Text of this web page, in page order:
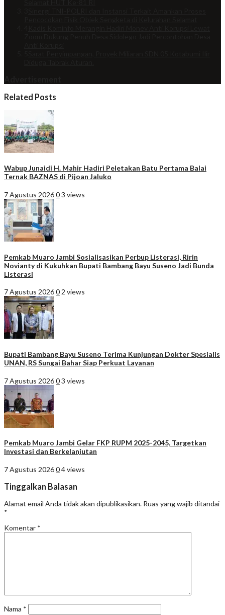
Related Posts
Wabup Junaidi H. Mahir Hadiri Peletakan Batu Pertama Balai
Ternak BAZNAS di Pijoan Jaluko
7 Agustus 202603 views
Pemkab Muaro Jambi Sosialisasikan Perbup Listerasi, Ririn
Novianty di Kukuhkan Bupati Bambang Bayu Suseno Jadi Bunda
Listerasi
7 Agustus 20260 2 views
Bupati Bambang Bayu Suseno Terima Kunjungan Dokter Spesialis
UNAN, RS Sungai Bahar Siap Perkuat Layanan
7 Agustus 202603 views
Pemkab Muaro Jambi Gelar FKP RUPM 2025-2045, Targetkan
Investasi dan Berkelanjutan
7 Agustus 202604 views
Tinggalkan Balasan
Alamat email Anda tidak akan dipublikasikan. Ruas yang wajib ditandai
*
Komentar *
Nama *